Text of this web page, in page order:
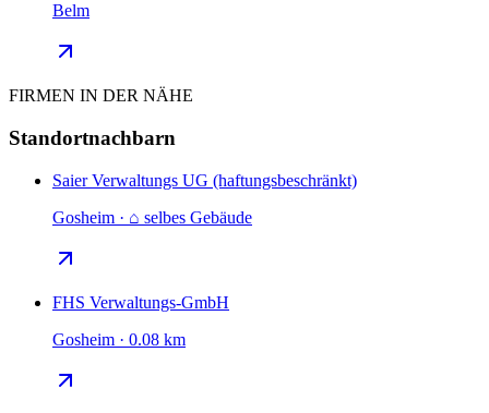
Belm
FIRMEN IN DER NÄHE
Standortnachbarn
Saier Verwaltungs UG (haftungsbeschränkt)
Gosheim · ⌂ selbes Gebäude
FHS Verwaltungs-GmbH
Gosheim · 0.08 km